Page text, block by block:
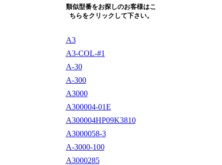
類似型番をお探しのお客様はこ
ちらをクリックして下さい。
A3
A3-COL-#1
A-30
A-300
A3000
A300004-01E
A300004HP09K3810
A3000058-3
A-3000-100
A3000285